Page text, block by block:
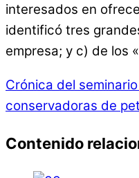
interesados en
identificó tres
empresa; y c) de los
Crónica del
conservadoras de
Contenido